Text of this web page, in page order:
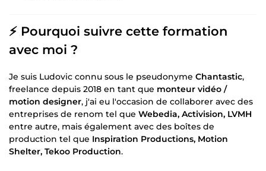
⚡️ Pourquoi suivre cette formation
avec moi ?
Je suis Ludovic connu sous le pseudonyme Chantastic,
freelance depuis 2018 en tant que monteur vidéo /
motion designer, j'ai eu l'occasion de collaborer avec des
entreprises de renom tel que Webedia, Activision, LVMH
entre autre, mais également avec des boîtes de
production tel que Inspiration Productions, Motion
Shelter, Tekoo Production.